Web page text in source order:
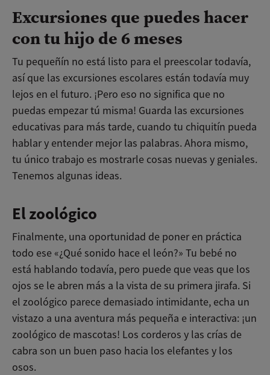
Excursiones que puedes hacer
con tu hijo de 6 meses
Tu pequeñín no está listo para el preescolar todavía,
así que las excursiones escolares están todavía muy
lejos en el futuro. ¡Pero eso no significa que no
puedas empezar tú misma! Guarda las excursiones
educativas para más tarde, cuando tu chiquitín pueda
hablar y entender mejor las palabras. Ahora mismo,
tu único trabajo es mostrarle cosas nuevas y geniales.
Tenemos algunas ideas.
El zoológico
Finalmente, una oportunidad de poner en práctica
todo ese «¿Qué sonido hace el león?» Tu bebé no
está hablando todavía, pero puede que veas que los
ojos se le abren más a la vista de su primera jirafa. Si
el zoológico parece demasiado intimidante, echa un
vistazo a una aventura más pequeña e interactiva: ¡un
zoológico de mascotas! Los corderos y las crías de
cabra son un buen paso hacia los elefantes y los
osos.